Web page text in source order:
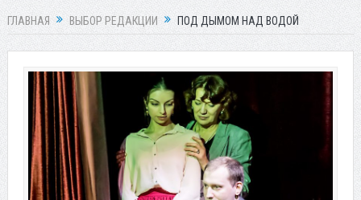
ГЛАВНАЯ ВЫБОР РЕДАКЦИИ ПОД ДЫМОМ НАД ВОДОЙ